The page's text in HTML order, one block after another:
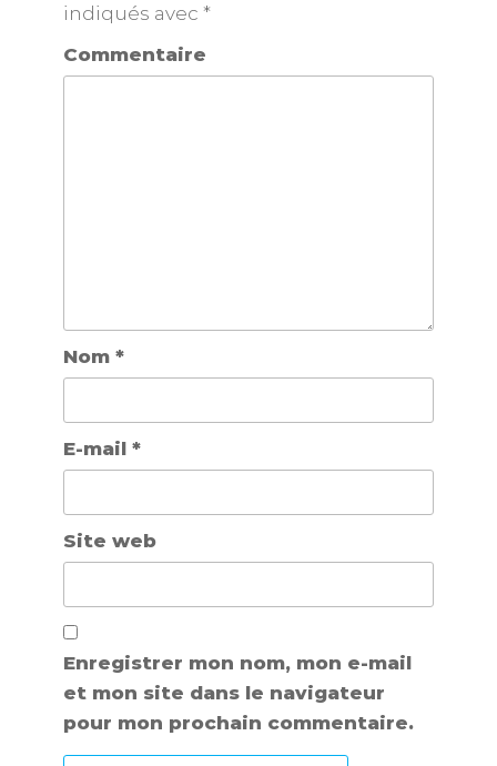
indiqués avec *
Commentaire
Nom *
E-mail *
Site web
Enregistrer mon nom, mon e-mail
et mon site dans le navigateur
pour mon prochain commentaire.